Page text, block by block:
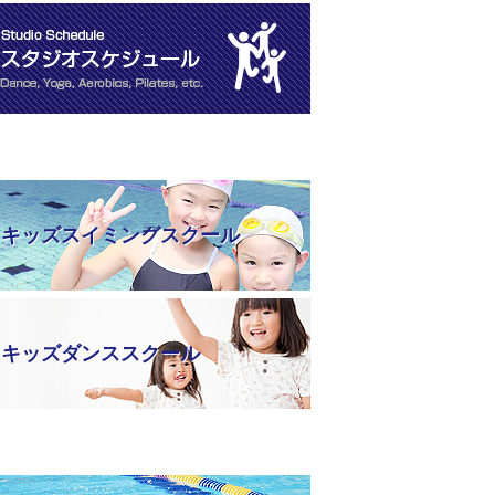
キッズスイミングスクール
キッズダンススクール